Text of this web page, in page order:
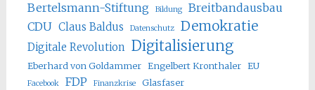
Bertelsmann-Stiftung Bildung
Breitbandausbau
CDU Claus Baldus Datenschutz Demokratie
Digitale Revolution Digitalisierung
Eberhard von Goldammer Engelbert Kronthaler EU
Facebook FDP Finanzkrise Glasfaser